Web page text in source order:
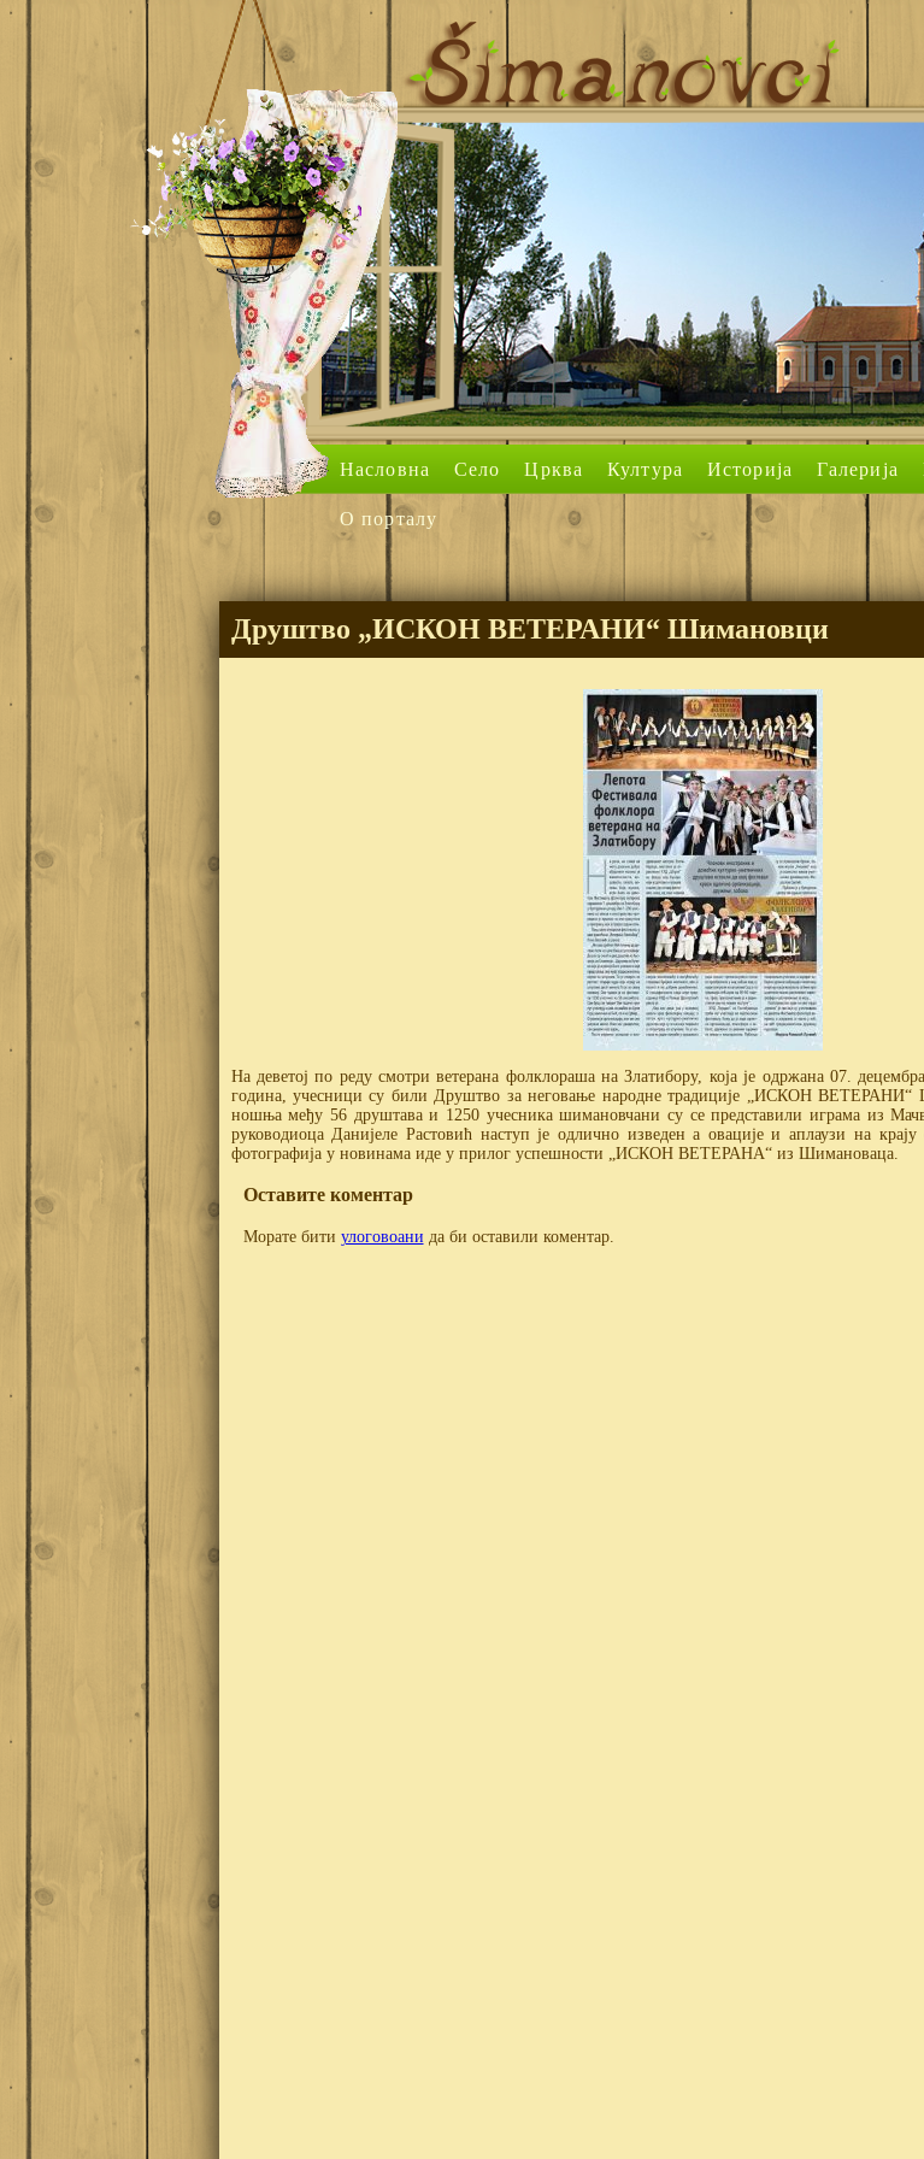
Насловна Село Црква Култура Историја Галерија
О порталу
Друштво „ИСКОН ВЕТЕРАНИ“ Шимановци
На деветој по реду смотри ветерана фолклораша на Златибору, која је одржана 07.
година, учесници су били Друштво за неговање народне традиције „ИСКОН
ношња међу 56 друштава и 1250 учесника шимановчани су се представили играма из
руководиоца Данијеле Растовић наступ је одлично изведен а овације и аплаузи на
фотографија у новинама иде у прилог успешности „ИСКОН ВЕТЕРАНА“ из Шимановаца.
Оставите коментар
Морате бити улоговоани да би оставили коментар.